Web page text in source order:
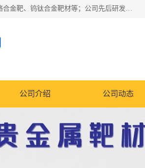
东莞市鼎伟新材料有限公司专业生产：镍钒合金靶、高纯铬靶、钛铝靶、铬铝靶、镍铬合金靶、钨钛合金靶材等；公司先后研发的蒸发材料、溅射靶材系列产品广泛应用到国内外众多知名电子、太阳能企业当中，以较高的性价比，成功发替代了国外进口产品，颇受用户好评。
公司介绍 公司动态